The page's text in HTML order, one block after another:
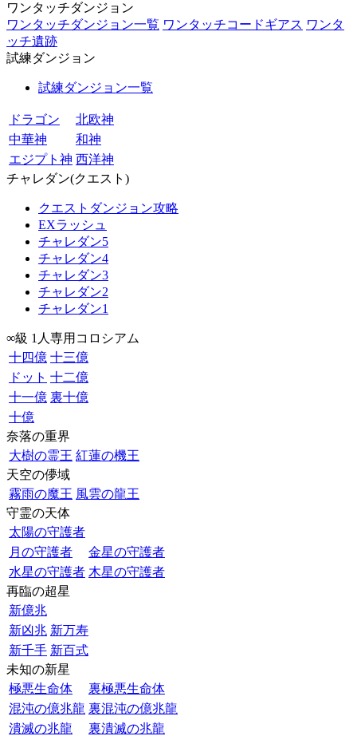
ワンタッチダンジョン
ワンタッチダンジョン一覧 ワンタッチコードギアス ワンタ
ッチ遺跡
試練ダンジョン
試練ダンジョン一覧
ドラゴン
北欧神
中華神
和神
エジプト神 西洋神
チャレダン(クエスト)
クエストダンジョン攻略
EXラッシュ
チャレダン5
チャレダン4
チャレダン3
チャレダン2
チャレダン1
∞級 1人専用コロシアム
十四億 十三億
ドット 十二億
十一億 裏十億
十億
奈落の重界
大樹の霊王 紅蓮の機王
天空の儚域
霧雨の魔王 風雲の龍王
守霊の天体
太陽の守護者
月の守護者
金星の守護者
水星の守護者 木星の守護者
再臨の超星
新億兆
新凶兆 新万寿
新千手 新百式
未知の新星
極悪生命体
裏極悪生命体
混沌の億兆龍 裏混沌の億兆龍
潰滅の兆龍
裏潰滅の兆龍